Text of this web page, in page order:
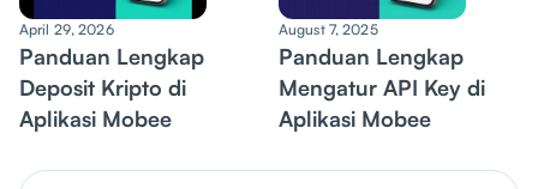
April 29, 2026
Panduan Lengkap
Deposit Kripto di
Aplikasi Mobee
August 7, 2025
Panduan Lengkap
Mengatur API Key di
Aplikasi Mobee